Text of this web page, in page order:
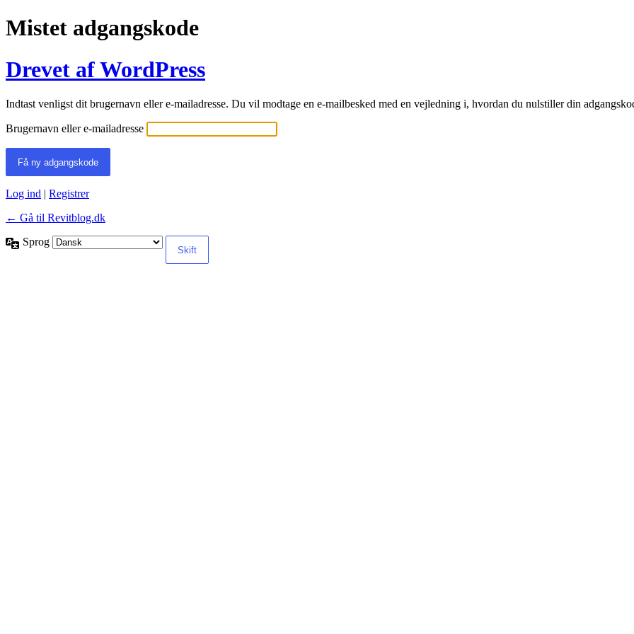
Mistet adgangskode
Drevet af WordPress
Indtast venligst dit brugernavn eller e-mailadresse. Du vil modtage en e-mailbesked med en vejledning i, hvordan du nulstiller din
Brugernavn eller e-mailadresse
Log ind | Registrer
← Gå til Revitblog.dk
Sprog